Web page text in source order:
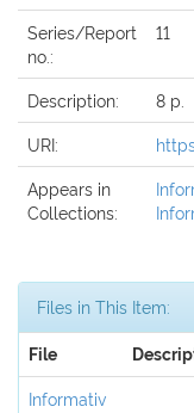
Series/Report
no.:
11
Description:
8 p.
URI:
Appears in
Collections:
Files in This Item:
File
Informativ